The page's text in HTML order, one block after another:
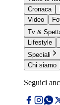
Cronaca
Video
Tv &
Lifestyle
Speciali
Chi siamo
Seguici